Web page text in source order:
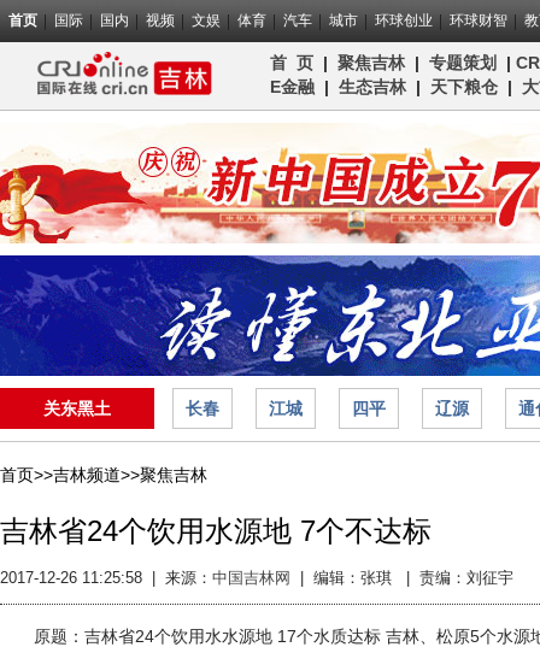
首页 国际 国内 视频 文娱 体育 汽车 城市 环球创业 环球财智
首 页 | 聚焦吉林| 专题策划 |
E金融 | 生态吉林| 天下粮仓 |
关东黑土 长春 江城 四平 辽源 通
首页>>吉林频道>>聚焦吉林
吉林省24个饮用水源地 7个不达标
2017-12-26 11:25:58 来源： 中国吉林网 编辑：张琪 | 责编：刘征宇
原题：吉林省24个饮用水水源地 17个水质达标 吉林、松原5个水源